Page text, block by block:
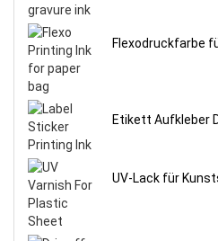
Flexodruckfarbe
Etikett Aufkleber
UV-Lack für